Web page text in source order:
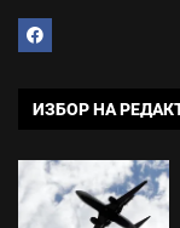
ИЗБОР НА